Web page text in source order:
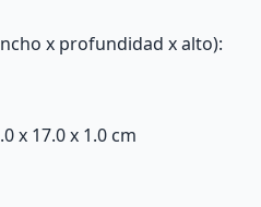
x profundidad x alto):
x 17.0 x 1.0 cm